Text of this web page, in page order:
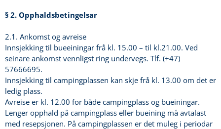
§ 2. Opphaldsbetingelsar
2.1. Ankomst og avreise
Innsjekking til bueeiningar frå kl. 15.00 – til kl.21.00. Ved
seinare ankomst vennligst ring undervegs. Tlf. (+47)
57666695.
Innsjekking til campingplassen kan skje frå kl. 13.00 om det er
ledig plass.
Avreise er kl. 12.00 for både campingplass og bueiningar.
Lenger opphald på campingplass eller bueining må avtalast
med resepsjonen. På campingplassen er det muleg i periodar